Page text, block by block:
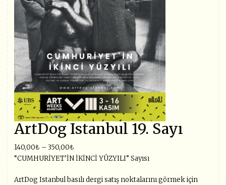
ArtDog Istanbul 19. Sayı
140,00₺ –350,00₺
“CUMHURİYET’İN İKİNCİ YÜZYILI” Sayısı
ArtDog Istanbul basılı dergi satış noktalarını görmek için